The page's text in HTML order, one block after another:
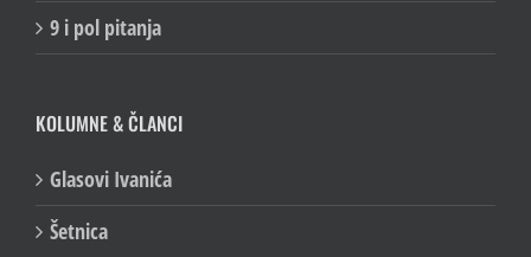
9 i pol pitanja
KOLUMNE & ČLANCI
Glasovi Ivanića
Šetnica